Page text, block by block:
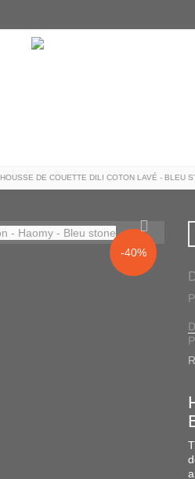
HOUSSE DE COUETTE DILI COTON LAVÉ - BLEU
-40%